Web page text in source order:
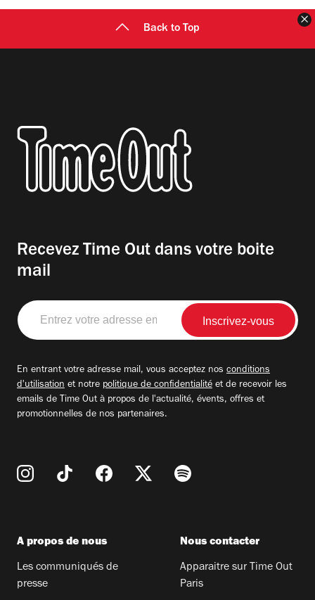
Back to Top
Recevez Time Out dans votre boite
mail
Entrez
votre
adresse
En entrant votre adresse mail, vous acceptez nos conditions
d'utilisation et notre politique de confidentialité et de recevoir les
emails de Time Out à propos de l'actualité, évents, offres et
promotionnelles de nos partenaires.
A propos de nous
Les communiqués de
presse
Nous contacter
Apparaitre sur Time Out
Paris